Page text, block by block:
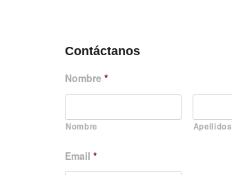
Contáctanos
Nombre *
Nombre Apellidos
Email *